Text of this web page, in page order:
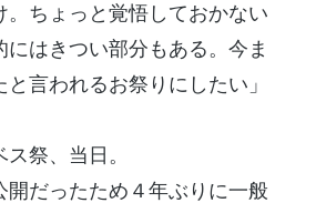
。ちょっと覚悟しておかない
にはきつい部分もある。今ま
言われるお祭りにしたい」
祭、当日。
開だったため４年ぶりに一般